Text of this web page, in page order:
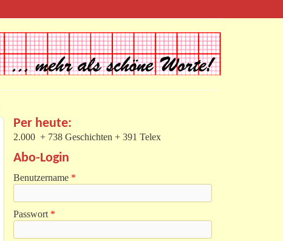
Per heute:
2.000 + 738 Geschichten + 391 Telex
Abo-Login
Benutzername *
Passwort *